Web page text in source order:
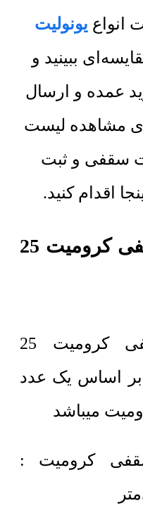
انواع یونولیت
ببینید و
عمده و ارسال
مشاهده لیست
سقفی و ثبت
اقدام کنید.
مشخصات فوم سقفی کرومیت 25
قیمت فوم سقفی کرومیت 25
گرمی بر اساس یک عدد
میباشد
سقفی کرومیت :